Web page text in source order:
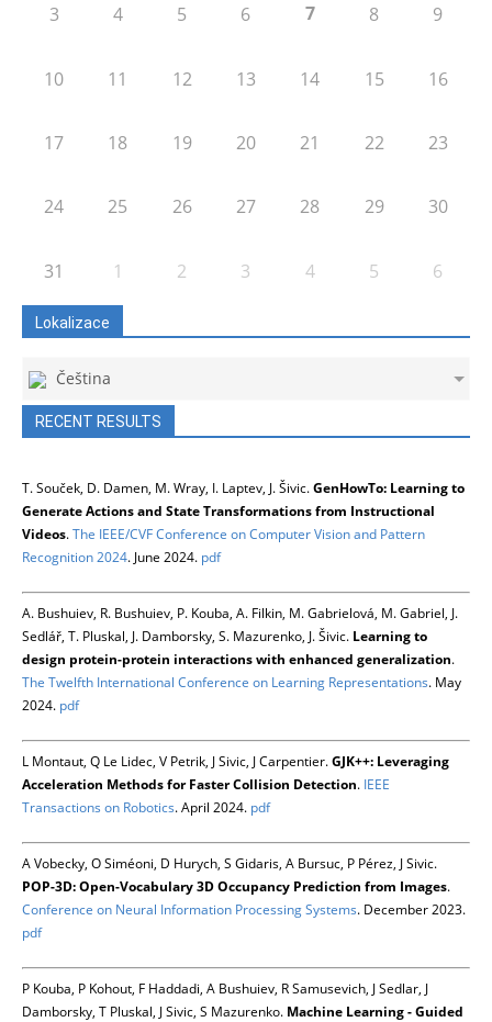
3 4 5 6 7 8 9
10 11 12 13 14 15 16
17 18 19 20 21 22 23
24 25 26 27 28 29 30
31 1 2 3 4 5 6
Lokalizace
Čeština
RECENT RESULTS
T. Souček, D. Damen, M. Wray, I. Laptev, J. Šivic.GenHowTo: Learning to
Generate Actions and State Transformations from Instructional
Videos.The IEEE/CVF Conference on Computer Vision and Pattern
Recognition 2024. June 2024. pdf
A. Bushuiev, R. Bushuiev, P. Kouba, A. Filkin, M. Gabrielová, M. Gabriel, J.
Sedlář, T. Pluskal, J. Damborsky, S. Mazurenko, J. Šivic. Learning to
design protein-protein interactions with enhanced generalization.
The Twelfth International Conference on Learning Representations. May
2024. pdf
L Montaut, Q Le Lidec, V Petrik, J Sivic, J Carpentier.GJK++: Leveraging
Acceleration Methods for Faster Collision Detection. IEEE
Transactions on Robotics. April 2024. pdf
A Vobecky, O Siméoni, D Hurych, S Gidaris, A Bursuc, P Pérez, J Sivic.
POP-3D: Open-Vocabulary 3D Occupancy Prediction from Images.
Conference on Neural Information Processing Systems. December 2023.
pdf
P Kouba, P Kohout, F Haddadi, A Bushuiev, R Samusevich, J Sedlar, J
Damborsky, T Pluskal, J Sivic, S Mazurenko. Machine Learning - Guided